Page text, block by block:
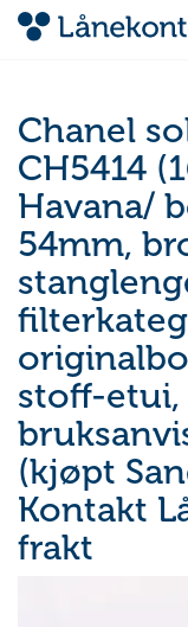
Chanel
CH5414
Havana/
54mm,
stoff-etui,
(kjøpt
Kontakt
frakt